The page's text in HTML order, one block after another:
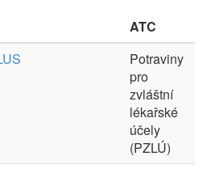
ATC
Potraviny
pro
zvláštní
lékařské
účely
(PZLÚ)